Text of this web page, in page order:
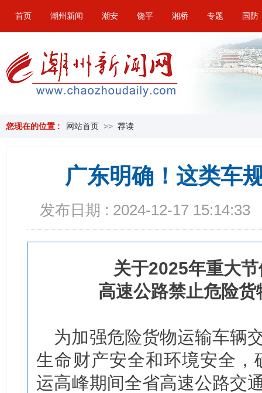
首页 潮州新闻 潮安 饶平 湘桥 专题 国防
您现在的位置 : 网站首页 >> 荐读
广东明确！这类车
发布日期 : 2024-12-17 15:14:33
关于2025年重大
高速公路禁止危险
为加强危险货物运输车辆
生命财产安全和环境安全
运高峰期间全省高速公路交